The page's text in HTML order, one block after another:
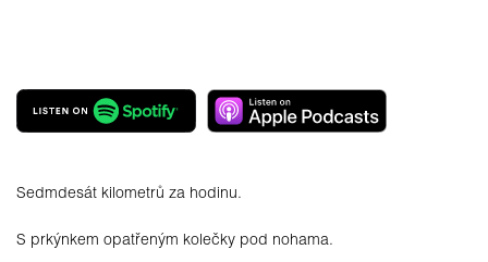
Sedmdesát kilometrů za hodinu.
S prkýnkem opatřeným kolečky pod nohama.